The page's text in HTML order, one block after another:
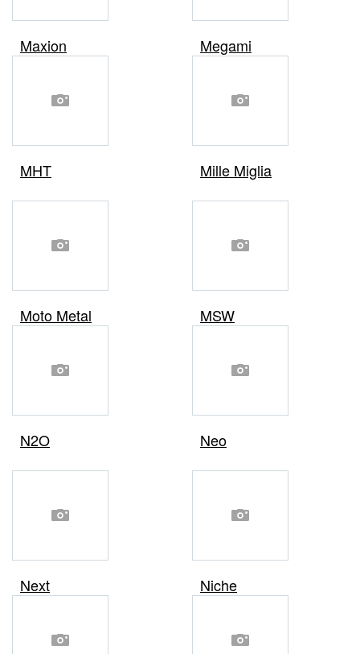
Maxion Megami
MHT Mille Miglia
Moto Metal MSW
N2O Neo
Next Niche